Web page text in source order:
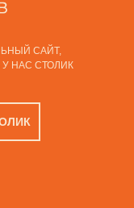
САЙТ,
НАС СТОЛИК